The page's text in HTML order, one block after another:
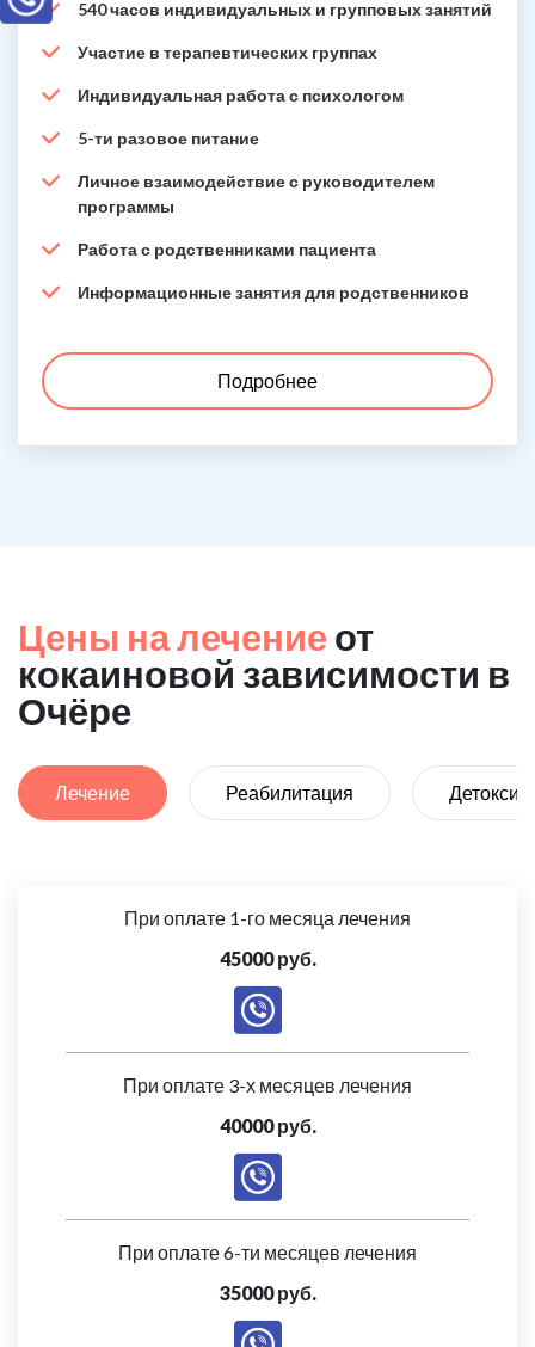
540 часов индивидуальных и групповых занятий
Участие в терапевтических группах
Индивидуальная работа с психологом
5-ти разовое питание
Личное взаимодействие с руководителем
программы
Работа с родственниками пациента
Информационные занятия для родственников
Подробнее
Цены на лечение от
кокаиновой зависимости в
Очёре
Лечение Реабилитация
При оплате 1-го месяца лечения
45000 руб.
При оплате 3-х месяцев лечения
40000 руб.
При оплате 6-ти месяцев лечения
35000 руб.